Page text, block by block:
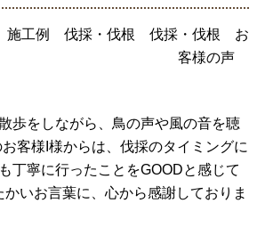
施工例 伐採・伐根 伐採・伐根
お
客様の声
歩をしながら、鳥の声や風の音を聴
客様I様からは、伐採のタイミングに
丁寧に行ったことをGOODと感じて
いお言葉に、心から感謝しておりま